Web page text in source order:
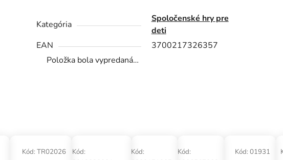
Kategória
Spoločenské hry pre
deti
EAN
3700217326357
Položka bola vypredaná…
Kód: TR02026
Kód:
Kód:
Kód:
Kód: 01931